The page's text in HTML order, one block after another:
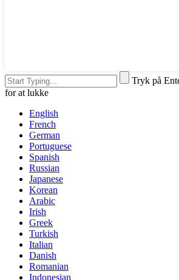
Tryk på
for at lukke
English
French
German
Portuguese
Spanish
Russian
Japanese
Korean
Arabic
Irish
Greek
Turkish
Italian
Danish
Romanian
Indonesian